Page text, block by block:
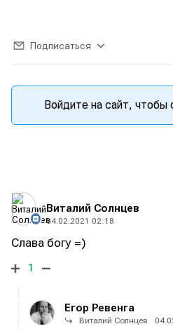
Подписаться
Войдите на сайт, чтобы
Виталий Солнцев
04.02.2021 02:18
Слава богу =)
1
Егор Ревенга
Виталий Солнцев